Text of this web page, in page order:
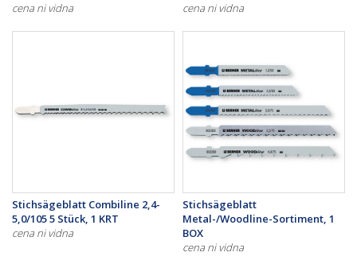
cena ni vidna
cena ni vidna
Stichsägeblatt Combiline 2,4-
5,0/105 5 Stück, 1 KRT
cena ni vidna
Stichsägeblatt
Metal-/Woodline-Sortiment, 1
BOX
cena ni vidna